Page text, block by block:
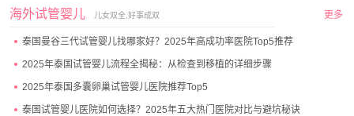
海外试管婴儿 儿女双全,好事成双 更多
泰国曼谷三代试管婴儿找哪家好？2025年高成功率医院Top5推荐
2025年泰国试管婴儿流程全揭秘：从检查到移植的详细步骤
2025年泰国多囊卵巢试管婴儿医院推荐Top5
泰国试管婴儿医院如何选择？2025年五大热门医院对比与避坑秘诀